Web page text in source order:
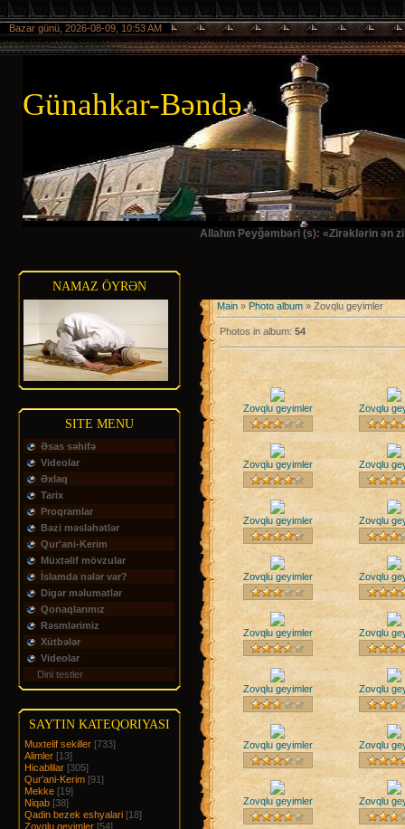
Bazar günü, 2026-08-09, 10:53 AM
Günahkar-Bəndə
Allahın Peyğəmbəri (s): «Zirəklərin ən
NAMAZ ÖYRƏN
SITE MENU
Əsas səhifə
Videolar
Əxlaq
Tarix
Proqramlar
Bəzi məsləhətlər
Qur'ani-Kerim
Müxtəlif mövzular
İslamda nələr var?
Digər məlumatlar
Qonaqlarımız
Rəsmlərimiz
Xütbələr
Videolar
Dini testler
SAYTIN KATEQORIYASI
Muxtelif sekiller [733]
Alimler [13]
Hicablilar [305]
Qur'ani-Kerim [91]
Mekke [19]
Niqab [38]
Qadin bezek eshyalari [18]
Zovqlu geyimler [54]
Main »Photo album» Zovqlu geyimler
Photos in album: 54
Zovqlu geyimler Zovqlu
Zovqlu geyimler Zovqlu
Zovqlu geyimler Zovqlu
Zovqlu geyimler Zovqlu
Zovqlu geyimler Zovqlu
Zovqlu geyimler Zovqlu
Zovqlu geyimler Zovqlu
Zovqlu geyimler Zovqlu